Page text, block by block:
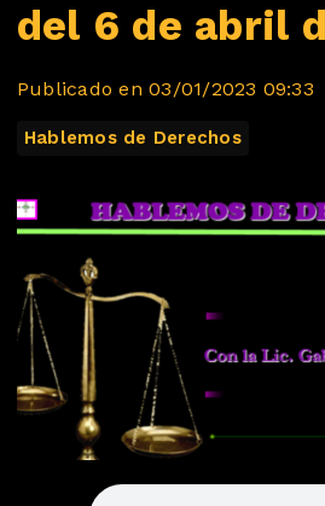
del 6 de abril
Publicado en 03/01/2023 09:33
Hablemos de Derechos